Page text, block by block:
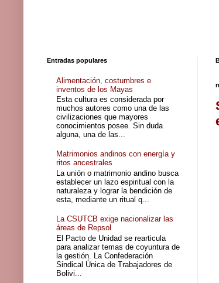
Entradas populares
Alimentación, costumbres e
inventos de los Mayas
Esta cultura es considerada por
muchos autores como una de las
civilizaciones que mayores
conocimientos posee. Sin duda
alguna, una de las...
Matrimonios andinos con energía y
ritos ancestrales
La unión o matrimonio andino busca
establecer un lazo espiritual con la
naturaleza y lograr la bendición de
esta, mediante un ritual q...
La CSUTCB exige nacionalizar las
áreas de Repsol
El Pacto de Unidad se rearticula
para analizar temas de coyuntura de
la gestión. La Confederación
Sindical Única de Trabajadores de
Bolivi...